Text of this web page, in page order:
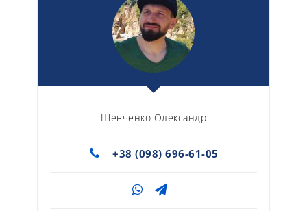
Шевченко Олександр
+38 (098) 696-61-05